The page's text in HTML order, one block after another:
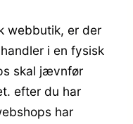
webbutik, er der
i en fysisk
skal jævnfør
efter du har
har